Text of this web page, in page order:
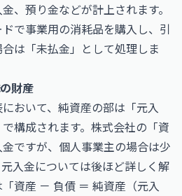
、預り金などが計上されます。
で事業用の消耗品を購入し、引
は「未払金」として処理しま
財産
おいて、純資産の部は「元入
構成されます。株式会社の「資
ですが、個人事業主の場合は少
入金については後ほど詳しく解
資産 － 負債 ＝ 純資産（元入